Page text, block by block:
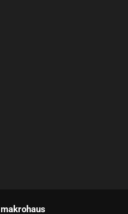
makrohaus